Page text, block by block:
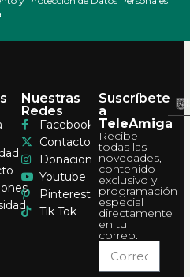
Nuestras
Redes
Facebook
Contacto
Donaciones
Youtube
Pinterest
Tik Tok
Suscríbete
a
TeleAmiga
Recibe
todas las
novedades,
contenido
exclusivo y
programación
especial
directamente
en tu
correo.